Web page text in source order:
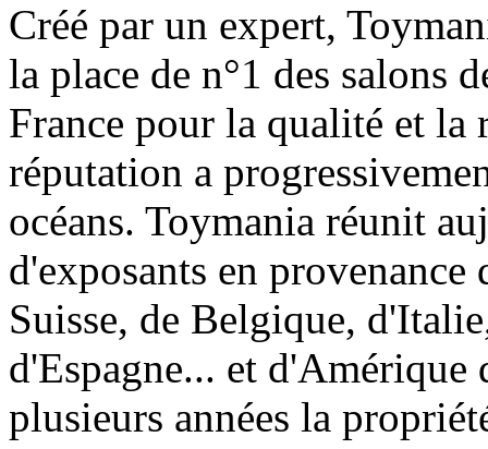
Créé par un expert,
la place de n°1 des salons
France pour la qualité et la
réputation a
océans. Toymania réunit
d'exposants en
Suisse, de Belgique,
d'Espagne... et
plusieurs années la